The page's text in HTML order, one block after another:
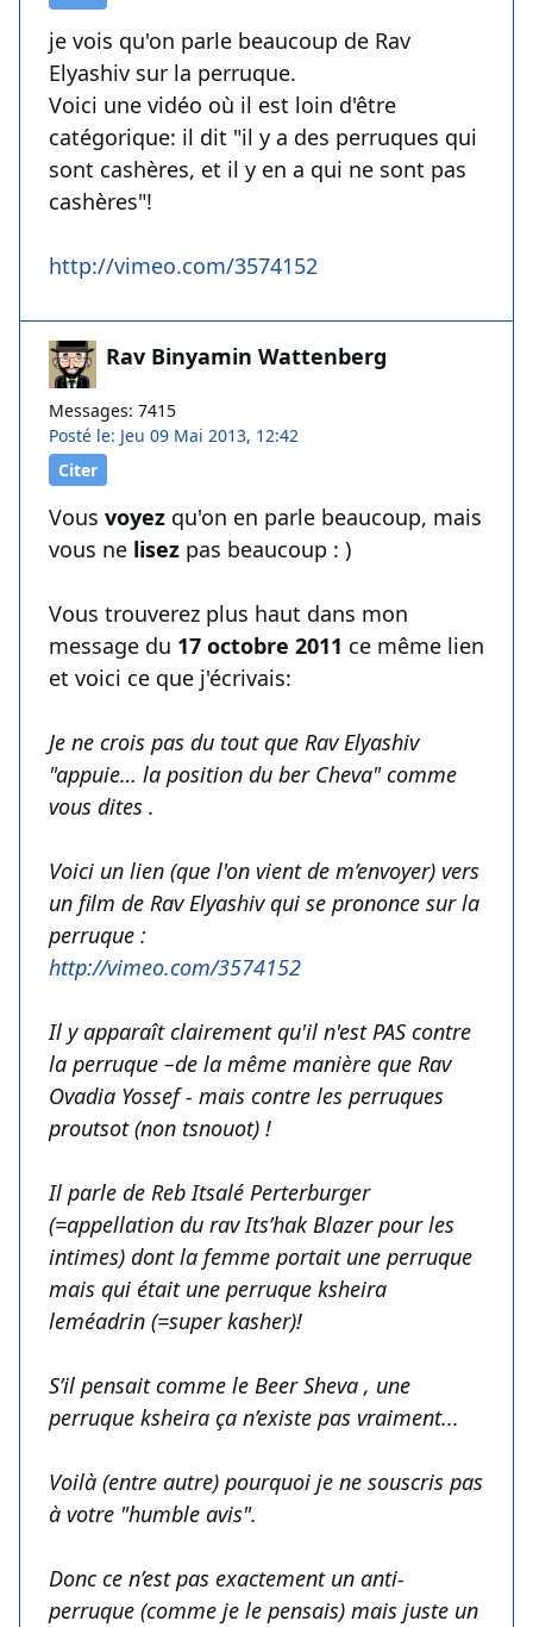
je vois qu'on parle beaucoup de Rav
Elyashiv sur la perruque.
Voici une vidéo où il est loin d'être
catégorique: il dit "il y a des perruques qui
sont cashères, et il y en a qui ne sont pas
cashères"!
http://vimeo.com/3574152
Rav Binyamin Wattenberg
Messages: 7415
Posté le: Jeu 09 Mai 2013, 12:42
Citer
Vous voyez qu'on en parle beaucoup, mais
vous ne lisez pas beaucoup : )
Vous trouverez plus haut dans mon
message du 17 octobre 2011 ce même lien
et voici ce que j'écrivais:
Je ne crois pas du tout que Rav Elyashiv
"appuie… la position du ber Cheva" comme
vous dites .
Voici un lien (que l'on vient de m’envoyer) vers
un film de Rav Elyashiv qui se prononce sur la
perruque :
http://vimeo.com/3574152
Il y apparaît clairement qu'il n'est PAS contre
la perruque –de la même manière que Rav
Ovadia Yossef - mais contre les perruques
proutsot (non tsnouot) !
Il parle de Reb Itsalé Perterburger
(=appellation du rav Its’hak Blazer pour les
intimes) dont la femme portait une perruque
mais qui était une perruque ksheira
leméadrin (=super kasher)!
S’il pensait comme le Beer Sheva , une
perruque ksheira ça n’existe pas vraiment...
Voilà (entre autre) pourquoi je ne souscris pas
à votre "humble avis".
Donc ce n’est pas exactement un anti-
perruque (comme je le pensais) mais juste un